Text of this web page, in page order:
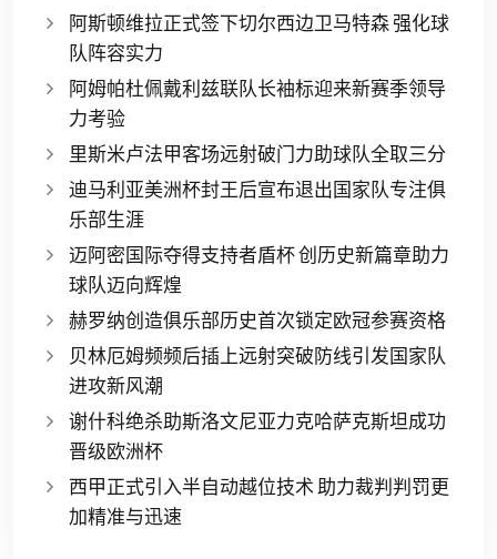
阿斯顿维拉正式签下切尔西边卫马特森 强化球
队阵容实力
阿姆帕杜佩戴利兹联队长袖标迎来新赛季领导
力考验
里斯米卢法甲客场远射破门力助球队全取三分
迪马利亚美洲杯封王后宣布退出国家队专注俱
乐部生涯
迈阿密国际夺得支持者盾杯 创历史新篇章助力
球队迈向辉煌
赫罗纳创造俱乐部历史首次锁定欧冠参赛资格
贝林厄姆频频后插上远射突破防线引发国家队
进攻新风潮
谢什科绝杀助斯洛文尼亚力克哈萨克斯坦成功
晋级欧洲杯
西甲正式引入半自动越位技术 助力裁判判罚更
加精准与迅速